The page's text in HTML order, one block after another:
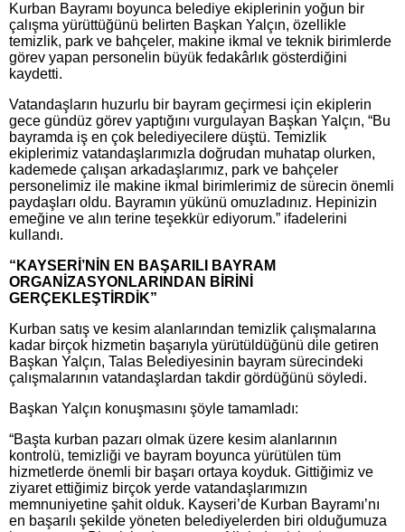
Kurban Bayramı boyunca belediye ekiplerinin yoğun bir
çalışma yürüttüğünü belirten Başkan Yalçın, özellikle
temizlik, park ve bahçeler, makine ikmal ve teknik birimlerde
görev yapan personelin büyük fedakârlık gösterdiğini
kaydetti.
Vatandaşların huzurlu bir bayram geçirmesi için ekiplerin
gece gündüz görev yaptığını vurgulayan Başkan Yalçın, “Bu
bayramda iş en çok belediyecilere düştü. Temizlik
ekiplerimiz vatandaşlarımızla doğrudan muhatap olurken,
kademede çalışan arkadaşlarımız, park ve bahçeler
personelimiz ile makine ikmal birimlerimiz de sürecin önemli
paydaşları oldu. Bayramın yükünü omuzladınız. Hepinizin
emeğine ve alın terine teşekkür ediyorum.” ifadelerini
kullandı.
“KAYSERİ’NİN EN BAŞARILI BAYRAM
ORGANİZASYONLARINDAN BİRİNİ
GERÇEKLEŞTİRDİK”
Kurban satış ve kesim alanlarından temizlik çalışmalarına
kadar birçok hizmetin başarıyla yürütüldüğünü dile getiren
Başkan Yalçın, Talas Belediyesinin bayram sürecindeki
çalışmalarının vatandaşlardan takdir gördüğünü söyledi.
Başkan Yalçın konuşmasını şöyle tamamladı:
“Başta kurban pazarı olmak üzere kesim alanlarının
kontrolü, temizliği ve bayram boyunca yürütülen tüm
hizmetlerde önemli bir başarı ortaya koyduk. Gittiğimiz ve
ziyaret ettiğimiz birçok yerde vatandaşlarımızın
memnuniyetine şahit olduk. Kayseri’de Kurban Bayramı’nı
en başarılı şekilde yöneten belediyelerden biri olduğumuza